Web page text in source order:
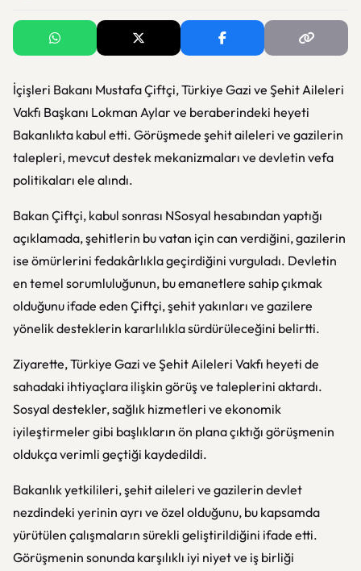
İçişleri Bakanı Mustafa Çiftçi, Türkiye Gazi ve Şehit Aileleri
Vakfı Başkanı Lokman Aylar ve beraberindeki heyeti
Bakanlıkta kabul etti. Görüşmede şehit aileleri ve gazilerin
talepleri, mevcut destek mekanizmaları ve devletin vefa
politikaları ele alındı.
Bakan Çiftçi, kabul sonrası NSosyal hesabından yaptığı
açıklamada, şehitlerin bu vatan için can verdiğini, gazilerin
ise ömürlerini fedakârlıkla geçirdiğini vurguladı. Devletin
en temel sorumluluğunun, bu emanetlere sahip çıkmak
olduğunu ifade eden Çiftçi, şehit yakınları ve gazilere
yönelik desteklerin kararlılıkla sürdürüleceğini belirtti.
Ziyarette, Türkiye Gazi ve Şehit Aileleri Vakfı heyeti de
sahadaki ihtiyaçlara ilişkin görüş ve taleplerini aktardı.
Sosyal destekler, sağlık hizmetleri ve ekonomik
iyileştirmeler gibi başlıkların ön plana çıktığı görüşmenin
oldukça verimli geçtiği kaydedildi.
Bakanlık yetkilileri, şehit aileleri ve gazilerin devlet
nezdindeki yerinin ayrı ve özel olduğunu, bu kapsamda
yürütülen çalışmaların sürekli geliştirildiğini ifade etti.
Görüşmenin sonunda karşılıklı iyi niyet ve iş birliği